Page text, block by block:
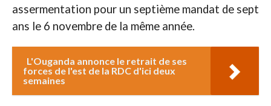
assermentation pour un septième mandat de sept
ans le 6 novembre de la même année.
L'Ouganda annonce le retrait de ses
forces de l'est de la RDC d'ici deux
semaines